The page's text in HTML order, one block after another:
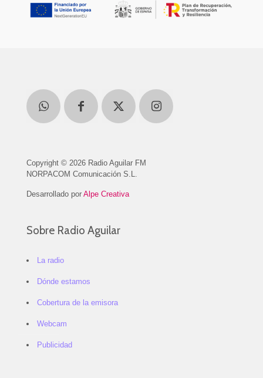
Copyright © 2026 Radio Aguilar FM
NORPACOM Comunicación S.L.
Desarrollado por Alpe Creativa
Sobre Radio Aguilar
La radio
Dónde estamos
Cobertura de la emisora
Webcam
Publicidad